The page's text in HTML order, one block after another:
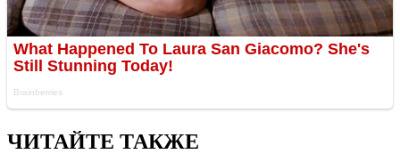
ЧИТАЙТЕ ТАКЖЕ